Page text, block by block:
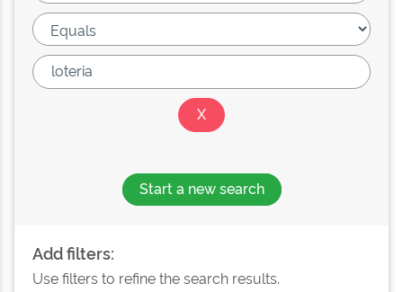
Start a new search
Add filters:
Use filters to refine the search results.